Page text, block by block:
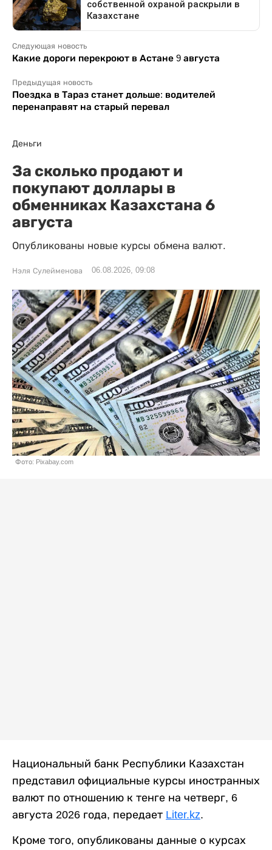
Следующая новость
Какие дороги перекроют в Астане 9 августа
Предыдущая новость
Поездка в Тараз станет дольше: водителей
перенаправят на старый перевал
Деньги
За сколько продают и
покупают доллары в
обменниках Казахстана 6
августа
Опубликованы новые курсы обмена валют.
Нэля Сулейменова 06.08.2026, 09:08
Фото: Pixabay.com
Национальный банк Республики Казахстан
представил официальные курсы иностранных
валют по отношению к тенге на четверг, 6
августа 2026 года, передает Liter.kz.
Кроме того, опубликованы данные о курсах